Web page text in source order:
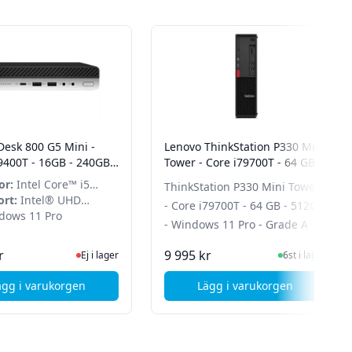
Ingen AC adapter
för senaste status
480 GB SSD 32 GB TOWER QUADRO P1000 Grade A
800 G5 Mini -
- 16GB - 240GB
10 Pro - Grade A
Intel Core™ i5
Intel® UHD
63011 Pro
Ej i lager, besök produktsidan för senaste status
Ej i lager
i varukorgen
, HP EliteDesk 800 G5 Mini - Core i5 9400T - 16GB - 240GB
Lenovo ThinkStation P330 Mini
Tower - Core i79700T - 64 GB -
Grade A
ThinkStation P330 Mini Tower
- Core i79700T - 64 GB - 512GB
- Windows 11 Pro - Grade A
9 995 kr I Lager6st i lager
Lägg i varukorgen
, Lenovo